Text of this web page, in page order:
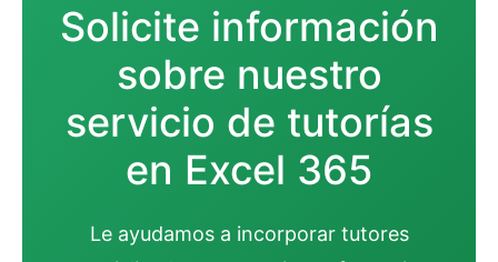
Solicite información
sobre nuestro
servicio de tutorías
en Excel 365
Le ayudamos a incorporar tutores